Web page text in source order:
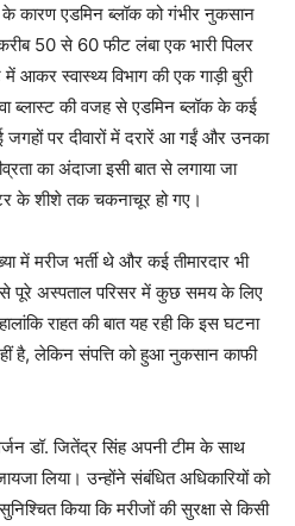
कारण एडमिन ब्लॉक को गंभीर नुकसान
50 से 60 फीट लंबा एक भारी पिलर
आकर स्वास्थ्य विभाग की एक गाड़ी बुरी
ब्लास्ट की वजह से एडमिन ब्लॉक के कई
पर दीवारों में दरारें आ गईं और उनका
का अंदाजा इसी बात से लगाया जा
के शीशे तक चकनाचूर हो गए।
मरीज भर्ती थे और कई तीमारदार भी
पूरे अस्पताल परिसर में कुछ समय के लिए
राहत की बात यह रही कि इस घटना
है, लेकिन संपत्ति को हुआ नुकसान काफी
डॉ. जितेंद्र सिंह अपनी टीम के साथ
लिया। उन्होंने संबंधित अधिकारियों को
किया कि मरीजों की सुरक्षा से किसी